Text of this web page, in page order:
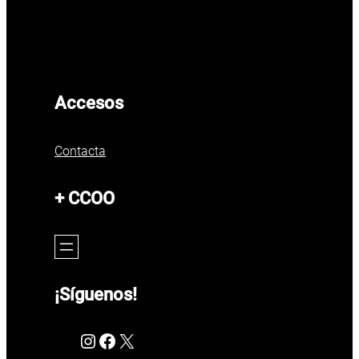
Accesos
Contacta
+ CCOO
¡Síguenos!
Instagram Facebook X